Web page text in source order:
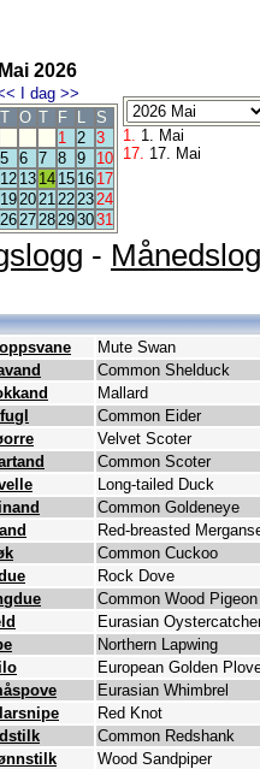
Mai 2026
I dag >>
T O T F L
S
1 2 3
5 6 7 8 9
10
12 13 14 15 16 17
192021222324
262728293031
1. 1. Mai
17. 17. Mai
-
Mute Swan
Common Shelduck
Mallard
Common Eider
Velvet Scoter
Common Scoter
Long-tailed Duck
Common Goldeneye
Red-breasted
Common Cuckoo
Rock Dove
Common Wood Pigeon
Eurasian
Northern Lapwing
European Golden
Eurasian Whimbrel
Red Knot
Common Redshank
Wood Sandpiper